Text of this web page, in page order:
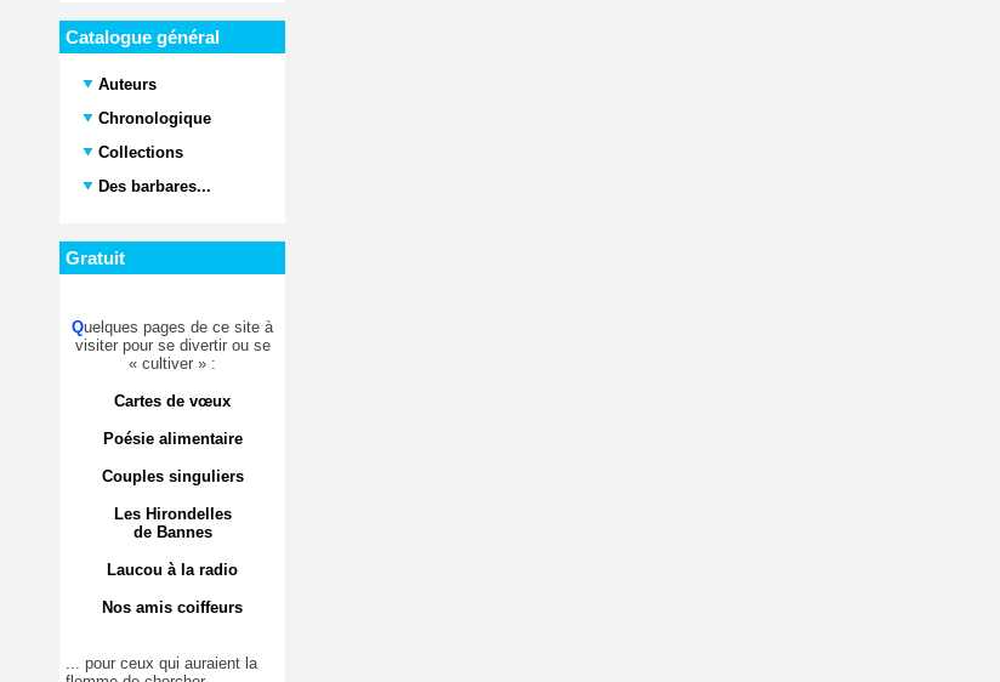
Catalogue général
Auteurs
Chronologique
Collections
Des barbares...
Gratuit
Quelques pages de ce site à
visiter pour se divertir ou se
« cultiver » :
Cartes de vœux
Poésie alimentaire
Couples singuliers
Les Hirondelles
de Bannes
Laucou à la radio
Nos amis coiffeurs
... pour ceux qui auraient la